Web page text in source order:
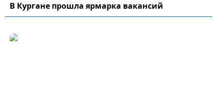
В Кургане прошла ярмарка вакансий